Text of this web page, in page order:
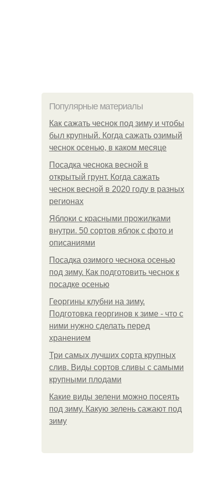
Популярные материалы
Как сажать чеснок под зиму и чтобы
был крупный. Когда сажать озимый
чеснок осенью, в каком месяце
Посадка чеснока весной в
открытый грунт. Когда сажать
чеснок весной в 2020 году в разных
регионах
Яблоки с красными прожилками
внутри. 50 сортов яблок с фото и
описаниями
Посадка озимого чеснока осенью
под зиму. Как подготовить чеснок к
посадке осенью
Георгины клубни на зиму.
Подготовка георгинов к зиме - что с
ними нужно сделать перед
хранением
Три самых лучших сорта крупных
слив. Виды сортов сливы с самыми
крупными плодами
Какие виды зелени можно посеять
под зиму. Какую зелень сажают под
зиму